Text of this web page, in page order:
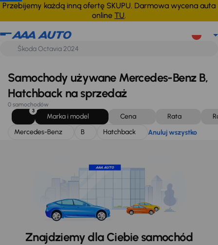
Przebijemy każdą inną ofertę SKUPU. Darmowa wycena auta
online TU.
Mercedes-Benz B Hatchback Anuluj wszystko
Samochody używane Mercedes-Benz B,
Hatchback na sprzedaż
0 samochodów
3
Marka i model Cena Rata
Mercedes-Benz
B Hatchback Anuluj wszystko
Znajdziemy dla Ciebie samochód